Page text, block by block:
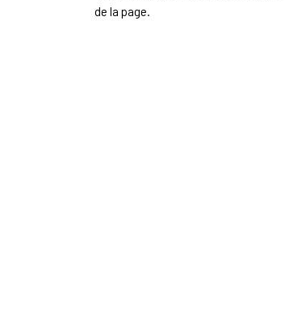
de la page.